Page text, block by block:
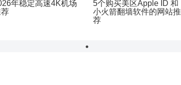
年稳定高速4K机场
5个购买美区Apple ID 和
小火箭翻墙软件的网站推
荐